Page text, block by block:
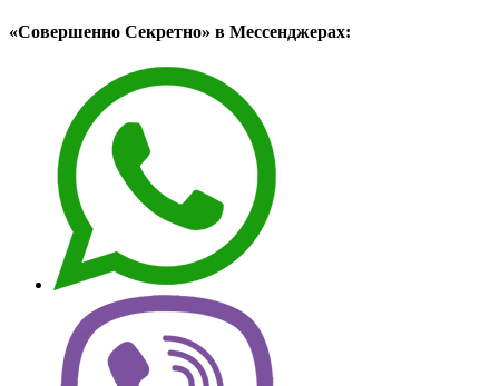
«Совершенно Секретно» в Мессенджерах: